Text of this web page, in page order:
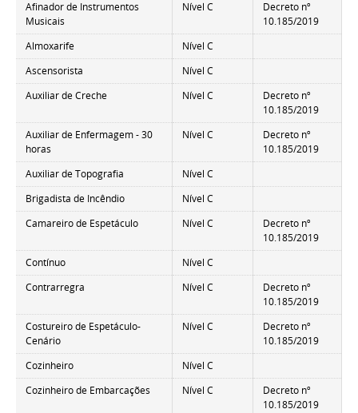
Afinador de Instrumentos
Musicais
Nível C
Decreto nº
10.185/2019
Almoxarife
Nível C
Ascensorista
Nível C
Auxiliar de Creche
Nível C
Decreto nº
10.185/2019
Auxiliar de Enfermagem - 30
horas
Nível C
Decreto nº
10.185/2019
Auxiliar de Topografia
Nível C
Brigadista de Incêndio
Nível C
Camareiro de Espetáculo
Nível C
Decreto nº
10.185/2019
Contínuo
Nível C
Contrarregra
Nível C
Decreto nº
10.185/2019
Costureiro de Espetáculo-
Cenário
Nível C
Decreto nº
10.185/2019
Cozinheiro
Nível C
Cozinheiro de Embarcações
Nível C
Decreto nº
10.185/2019